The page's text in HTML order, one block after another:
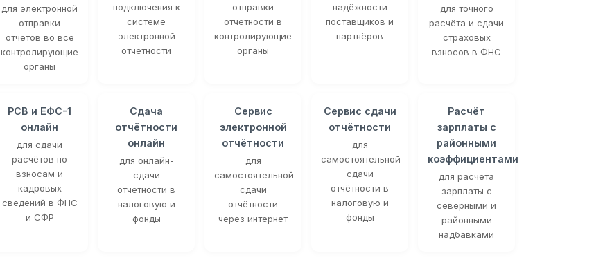
для электронной
отправки
отчётов во все
контролирующие
органы
подключения к
системе
электронной
отчётности
отправки
отчётности в
контролирующие
органы
надёжности
поставщиков и
партнёров
для точного
расчёта и сдачи
страховых
взносов в ФНС
РСВ и ЕФС-1
онлайн
для сдачи
расчётов по
взносам и
кадровых
сведений в ФНС
и СФР
Сдача
отчётности
онлайн
для онлайн-
сдачи
отчётности в
налоговую и
фонды
Сервис
электронной
отчётности
для
самостоятельной
сдачи
отчётности
через интернет
Сервис сдачи
отчётности
для
самостоятельной
сдачи
отчётности в
налоговую и
фонды
Расчёт
зарплаты с
районными
коэффициентами
для расчёта
зарплаты с
северными и
районными
надбавками